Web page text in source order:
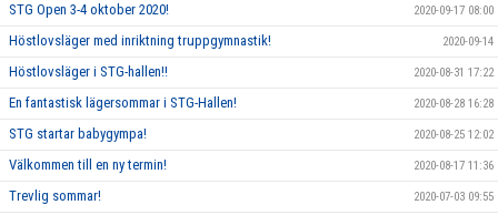
STG Open 3-4 oktober 2020! 2020-09-17 08:00
Höstlovsläger med inriktning truppgymnastik! 2020-09-14
Höstlovsläger i STG-hallen!! 2020-08-31 17:22
En fantastisk lägersommar i STG-Hallen! 2020-08-28 16:28
STG startar babygympa! 2020-08-25 12:02
Välkommen till en ny termin! 2020-08-17 11:36
Trevlig sommar! 2020-07-03 09:55